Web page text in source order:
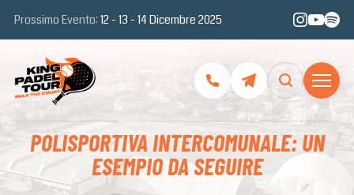
Prossimo Evento: 12 - 13 - 14 Dicembre 2025
POLISPORTIVA INTERCOMUNALE: UN
ESEMPIO DA SEGUIRE